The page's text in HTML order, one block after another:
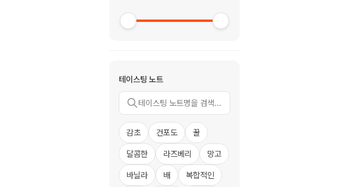
테이스팅 노트
감초 건포도 꿀
달콤한 라즈베리 망고
바닐라 배 복합적인